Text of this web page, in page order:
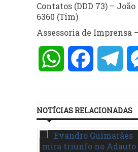
Contatos (DDD 73) –
6360 (Tim)
Assessoria de Imprensa
WhatsAppFacebook
NOTÍCIAS RELACIONADAS